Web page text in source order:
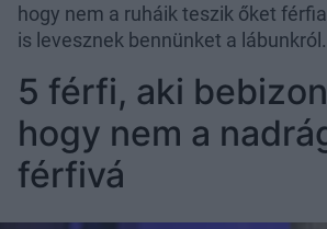
hogy nem a ruháik teszik őket
is levesznek bennünket a lábunkról.
5 férfi, aki
hogy nem a
férfivá